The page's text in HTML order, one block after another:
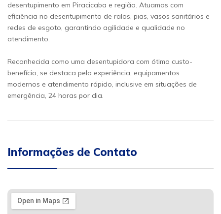
desentupimento em Piracicaba e região. Atuamos com
eficiência no desentupimento de ralos, pias, vasos sanitários e
redes de esgoto, garantindo agilidade e qualidade no
atendimento.
Reconhecida como uma desentupidora com ótimo custo-
benefício, se destaca pela experiência, equipamentos
modernos e atendimento rápido, inclusive em situações de
emergência, 24 horas por dia.
Informações de Contato